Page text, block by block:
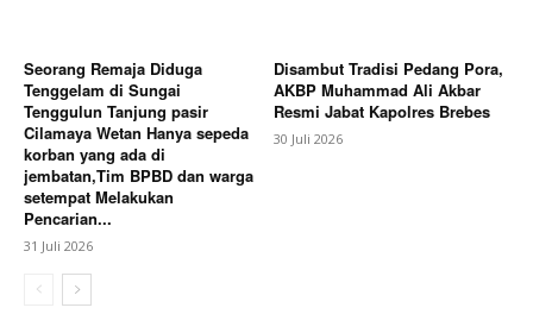
Seorang Remaja Diduga
Tenggelam di Sungai
Tenggulun Tanjung pasir
Cilamaya Wetan Hanya sepeda
korban yang ada di
jembatan,Tim BPBD dan warga
setempat Melakukan
Pencarian...
31 Juli 2026
Disambut Tradisi Pedang Pora,
AKBP Muhammad Ali Akbar
Resmi Jabat Kapolres Brebes
30 Juli 2026